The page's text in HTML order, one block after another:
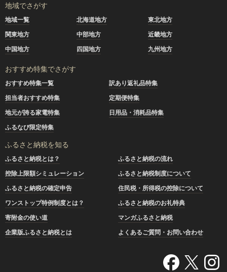
地域でさがす
地域一覧 北海道地方
東北地方
関東地方
中部地方
近畿地方
中国地方
四国地方 九州地方
おすすめ特集でさがす
おすすめ特集一覧
訳あり返礼品特集
担当者おすすめ特集
定期便特集
地元が誇る家電特集
日用品・消耗品特集
ふるなび限定特集
ふるさと納税を知る
ふるさと納税とは？
ふるさと納税の流れ
控除上限額シミュレーション
ふるさと納税制度について
ふるさと納税の確定申告
住民税・所得税の控除について
ワンストップ特例制度とは？
ふるさと納税のお礼特典
寄附金の使い道
マンガふるさと納税
企業版ふるさと納税とは
よくあるご質問・お問い合わせ